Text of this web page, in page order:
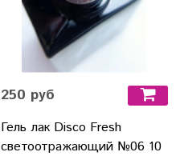
250 руб
Гель лак Disco Fresh
светоотражающий №06 10